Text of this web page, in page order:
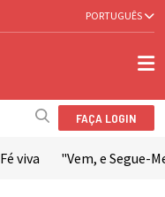
PORTUGUÊS
FAÇA LOGIN
Fé viva "Vem, e Segue-